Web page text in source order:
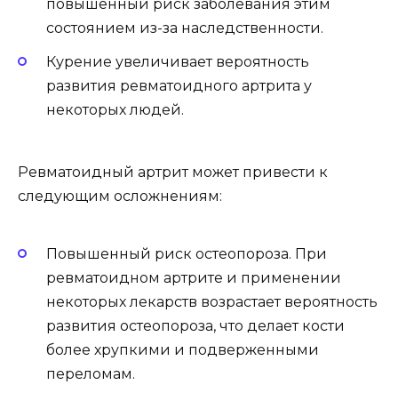
повышенный риск заболевания этим
состоянием из-за наследственности.
Курение увеличивает вероятность
развития ревматоидного артрита у
некоторых людей.
Ревматоидный артрит может привести к
следующим осложнениям:
Повышенный риск остеопороза. При
ревматоидном артрите и применении
некоторых лекарств возрастает вероятность
развития остеопороза, что делает кости
более хрупкими и подверженными
переломам.